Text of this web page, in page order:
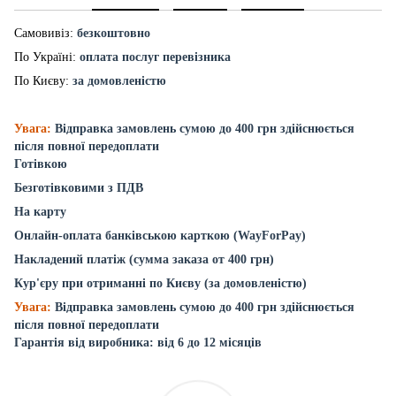
Самовивіз: безкоштовно
По Україні: оплата послуг перевізника
По Києву: за домовленістю
Увага: Відправка замовлень сумою до 400 грн здійснюється
після повної передоплати
Готівкою
Безготівковими з ПДВ
На карту
Онлайн-оплата банківською карткою (WayForPay)
Накладений платіж (сумма заказа от 400 грн)
Кур'єру при отриманні по Києву (за домовленістю)
Увага: Відправка замовлень сумою до 400 грн здійснюється
після повної передоплати
Гарантія від виробника: від 6 до 12 місяців